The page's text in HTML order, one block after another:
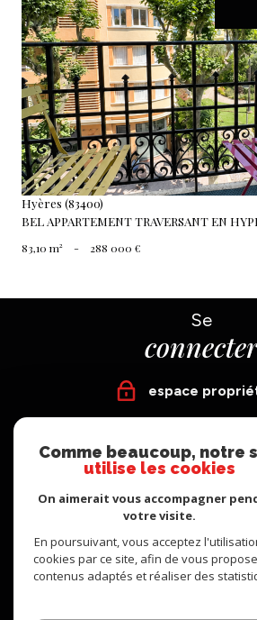
voir le bien
Hyères (83400)
BEL APPARTEMENT TRAVERSANT EN
83,10 m² - 288 000 €
Se
connecter
espace
suivre
Nous
adhérons
Comme beaucoup, notre
utilise les cookies
On aimerait vous accompagner
votre visite.
En poursuivant, vous acceptez
cookies par ce site, afin de vous
contenus adaptés et réaliser des